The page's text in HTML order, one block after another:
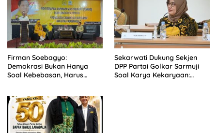
Firman Soebagyo:
Demokrasi Bukan Hanya
Soal Kebebasan, Harus
Sekarwati Dukung Sekjen
DPP Partai Golkar Sarmuji
Soal Karya Kekaryaan: